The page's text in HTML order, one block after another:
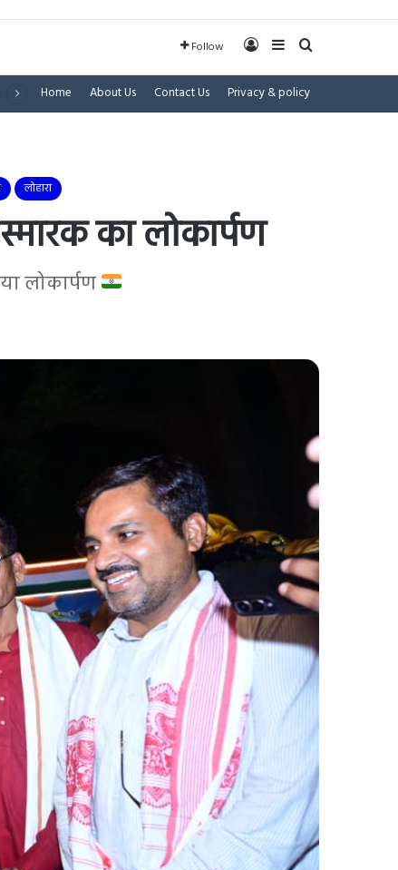
Follow Log InSidebarSearch for
Home About Us Contact Us Privacy & policy
लोहारा
का लोकार्पण
लोकार्पण